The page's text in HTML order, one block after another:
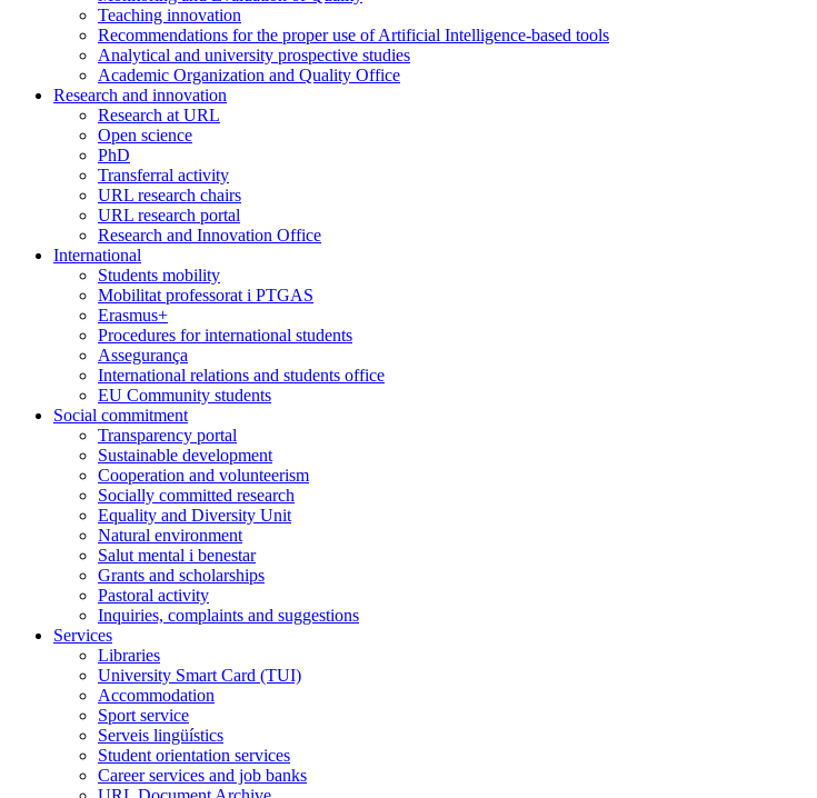
Teaching innovation
Recommendations for the proper use of Artificial Intelligence-based tools
Analytical and university prospective studies
Academic Organization and Quality Office
Research and innovation
Research at URL
Open science
PhD
Transferral activity
URL research chairs
URL research portal
Research and Innovation Office
International
Students mobility
Mobilitat professorat i PTGAS
Erasmus+
Procedures for international students
Assegurança
International relations and students office
EU Community students
Social commitment
Transparency portal
Sustainable development
Cooperation and volunteerism
Socially committed research
Equality and Diversity Unit
Natural environment
Salut mental i benestar
Grants and scholarships
Pastoral activity
Inquiries, complaints and suggestions
Services
Libraries
University Smart Card (TUI)
Accommodation
Sport service
Serveis lingüístics
Student orientation services
Career services and job banks